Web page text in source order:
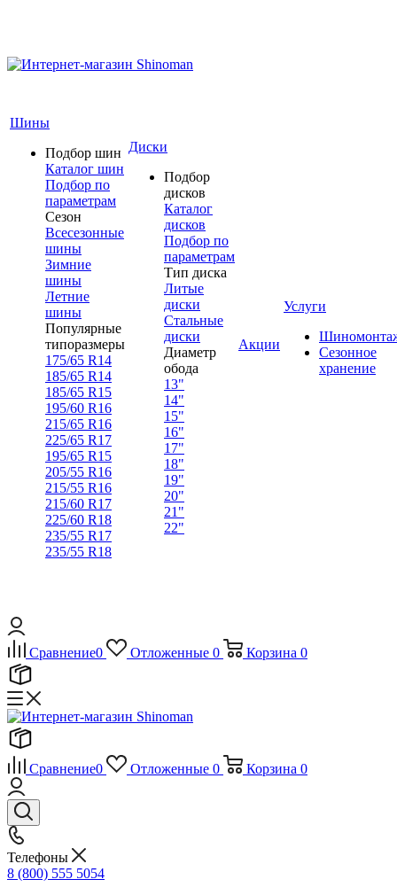
Шины
Подбор шин
Каталог шин
Подбор по
параметрам
Сезон
Всесезонные
шины
Зимние
шины
Летние
шины
Популярные
типоразмеры
175/65 R14
185/65 R14
185/65 R15
195/60 R16
215/65 R16
225/65 R17
195/65 R15
205/55 R16
215/55 R16
215/60 R17
225/60 R18
235/55 R17
235/55 R18
Диски
Подбор
дисков
Каталог
дисков
Подбор по
параметрам
Тип диска
Литые
диски
Стальные
диски
Диаметр
обода
13"
14"
15"
16"
17"
18"
19"
20"
21"
22"
Акции
Услуги
Сезонное
хранение
Сравнение0 Отложенные 0 Корзина 0
Сравнение0 Отложенные 0 Корзина 0
Телефоны
8 (800) 555 5054